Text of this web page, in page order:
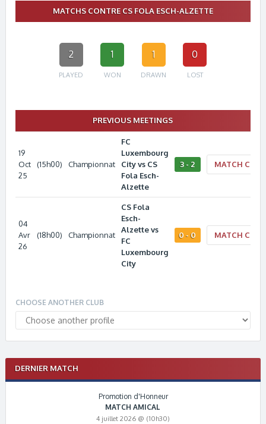
MATCHS CONTRE CS FOLA ESCH-ALZETTE
2
PLAYED
1
WON
1
DRAWN
0
LOST
PREVIOUS MEETINGS
19
Oct
25
(15h00) Championnat
FC
Luxembourg
City vs CS
Fola Esch-
Alzette
3 - 2 MATCH
04
Avr
26
(18h00) Championnat
CS Fola
Esch-
Alzette vs
FC
Luxembourg
City
0 - 0 MATCH
CHOOSE ANOTHER CLUB
DERNIER MATCH
Promotion d'Honneur
MATCH AMICAL
4 juillet 2026 @ (10h30)